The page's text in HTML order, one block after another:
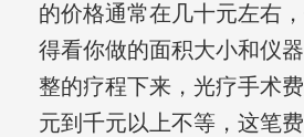
的价格通常在几十元左右
得看你做的面积大小和仪
整的疗程下来，光疗手术
元到千元以上不等，这笔